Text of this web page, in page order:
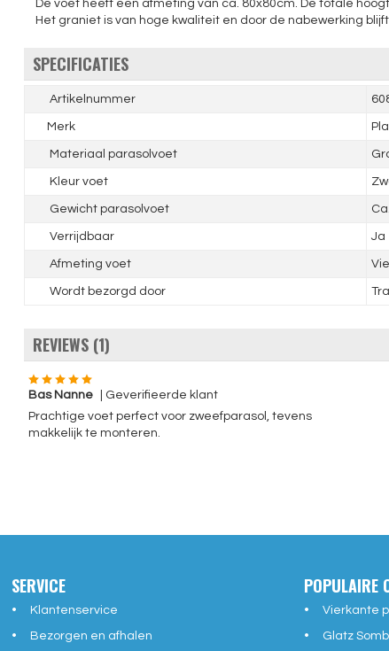
De voet heeft een afmeting van ca. 80x80cm. De totale
Het graniet is van hoge kwaliteit en door de nabewerking
SPECIFICATIES
Artikelnummer
Merk
Materiaal parasolvoet
Kleur voet
Gewicht parasolvoet
Verrijdbaar Ja
Afmeting voet
Wordt bezorgd door
REVIEWS (1)
Bas Nanne
| Geverifieerde klant
Prachtige voet perfect voor zweefparasol, tevens
makkelijk te monteren.
SERVICE
Klantenservice
Bezorgen en afhalen
POPULAIRE
Vierkante
Glatz